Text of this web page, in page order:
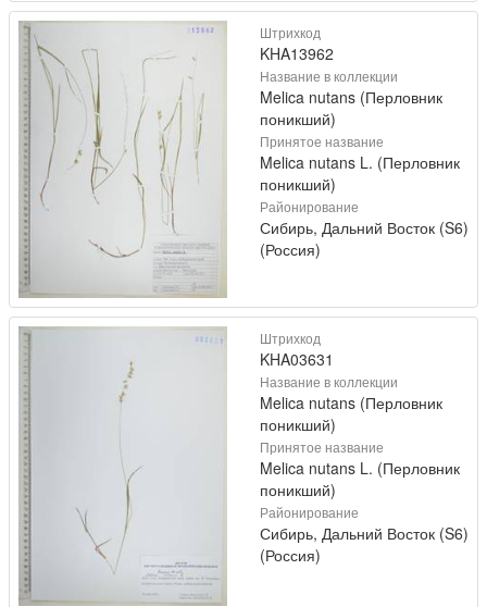
Штрихкод
KHA13962
Название в коллекции
Melica nutans (Перловник
поникший)
Принятое название
Melica nutans L. (Перловник
поникший)
Районирование
Сибирь, Дальний Восток (S6)
(Россия)
Штрихкод
KHA03631
Название в коллекции
Melica nutans (Перловник
поникший)
Принятое название
Melica nutans L. (Перловник
поникший)
Районирование
Сибирь, Дальний Восток (S6)
(Россия)